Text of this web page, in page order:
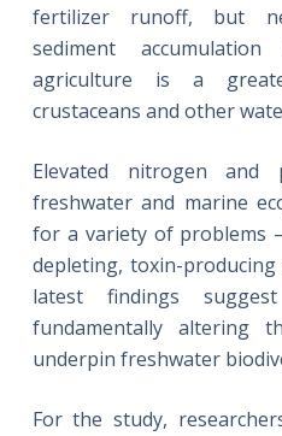
fertilizer runoff, but
sediment
agriculture is a
crustaceans and other
Elevated nitrogen and
freshwater and marine
for a variety of problems
depleting, toxin-
latest findings
fundamentally altering
underpin freshwater
For the study,